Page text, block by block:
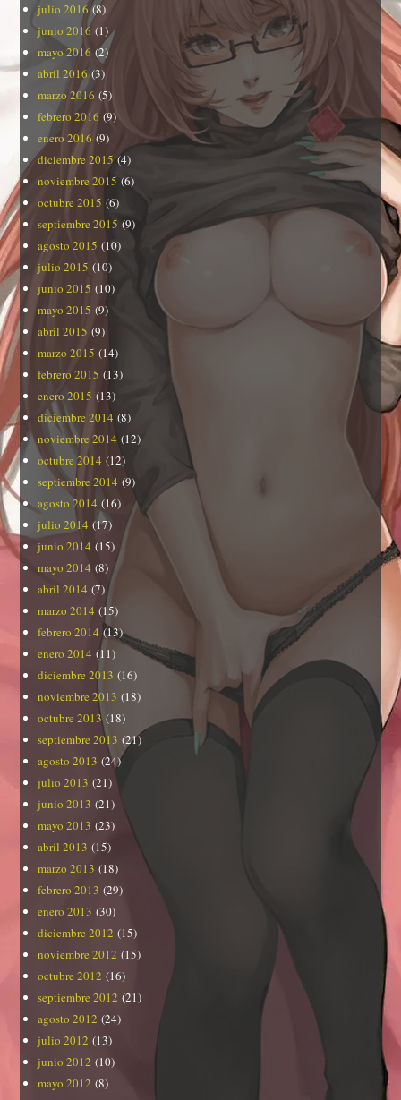
julio 2016(8)
junio 2016 (1)
mayo 2016 (2)
abril 2016(3)
marzo 2016 (5)
febrero 2016 (9)
enero 2016 (9)
diciembre 2015(4)
noviembre 2015 (6)
octubre 2015 (6)
septiembre 2015 (9)
agosto 2015 (10)
julio 2015 (10)
junio 2015 (10)
mayo 2015 (9)
abril 2015 (9)
marzo 2015 (14)
febrero 2015 (13)
enero 2015 (13)
diciembre 2014 (8)
noviembre 2014 (12)
octubre 2014 (12)
septiembre 2014 (9)
agosto 2014 (16)
julio 2014 (17)
junio 2014 (15)
mayo 2014 (8)
abril 2014 (7)
marzo 2014 (15)
febrero 2014 (13)
enero 2014 (11)
diciembre 2013 (16)
noviembre 2013 (18)
octubre 2013(18)
septiembre 2013 (21)
agosto 2013 (24)
julio 2013 (21)
junio 2013 (21)
mayo 2013 (23)
abril 2013 (15)
marzo 2013 (18)
febrero 2013 (29)
enero 2013 (30)
diciembre 2012 (15)
noviembre 2012 (15)
octubre 2012 (16)
septiembre 2012 (21)
agosto 2012 (24)
julio 2012 (13)
junio 2012 (10)
mayo 2012 (8)